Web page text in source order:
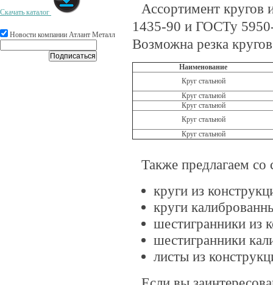
Труба в ВУС 400 руб/м.
Скачать каталог
Новости компании Атлант Металл
Ассортимент кругов
1435-90 и ГОСТу
Возможна резка
Наименование
Круг стальной
Круг стальной
Круг стальной
Круг стальной
Круг стальной
Также предлагаем со
круги из
круги
шестигранники из
шестигранники
листы из